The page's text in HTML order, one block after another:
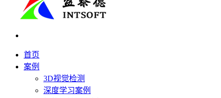
首页
案例
3D视觉检测
深度学习案例